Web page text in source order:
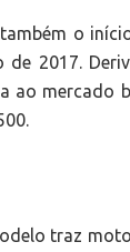
o
de 2017.
ao mercado
traz